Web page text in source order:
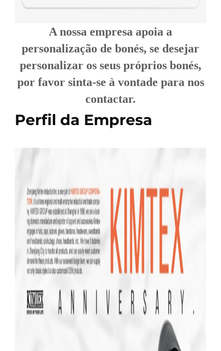
A nossa empresa apoia a
personalização de bonés, se desejar
personalizar os seus próprios bonés,
por favor sinta-se à vontade para nos
contactar.
Perfil da Empresa